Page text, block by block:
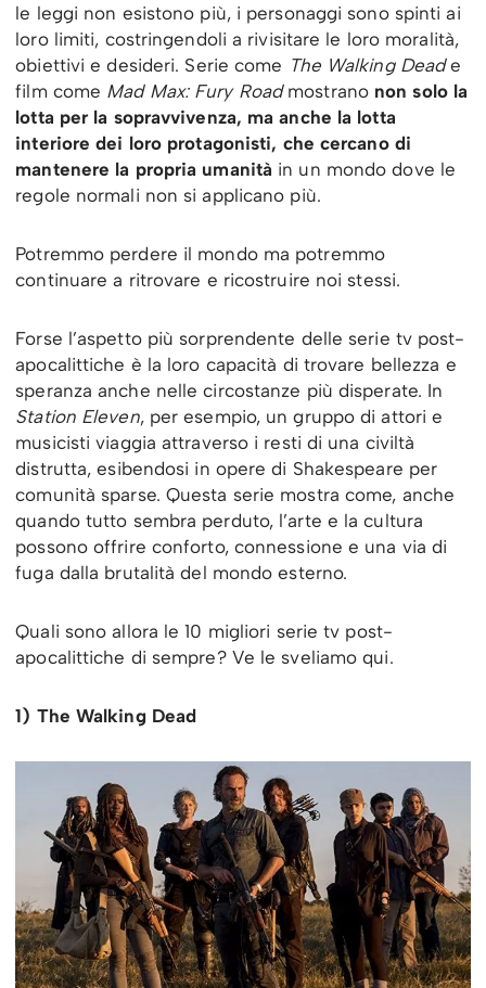
le leggi non esistono più, i personaggi sono spinti ai
loro limiti, costringendoli a rivisitare le loro moralità,
obiettivi e desideri. Serie come The Walking Deade
film come Mad Max: Fury Road mostrano non solo la
lotta per la sopravvivenza, ma anche la lotta
interiore dei loro protagonisti, che cercano di
mantenere la propria umanità in un mondo dove le
regole normali non si applicano più.
Potremmo perdere il mondo ma potremmo
continuare a ritrovare e ricostruire noi stessi.
Forse l’aspetto più sorprendente delle serie tv post-
apocalittiche è la loro capacità di trovare bellezza e
speranza anche nelle circostanze più disperate. In
Station Eleven, per esempio, un gruppo di attori e
musicisti viaggia attraverso i resti di una civiltà
distrutta, esibendosi in opere di Shakespeare per
comunità sparse. Questa serie mostra come, anche
quando tutto sembra perduto, l’arte e la cultura
possono offrire conforto, connessione e una via di
fuga dalla brutalità del mondo esterno.
Quali sono allora le 10 migliori serie tv post-
apocalittiche di sempre? Ve le sveliamo qui.
1) The Walking Dead